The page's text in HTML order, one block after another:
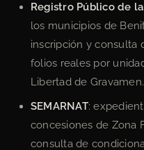
Registro Público de
los municipios de
inscripción y consulta
folios reales por
Libertad de Gravamen.
SEMARNAT:
concesiones de Zona
consulta de